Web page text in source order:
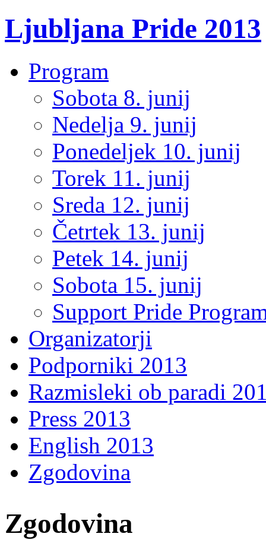
Ljubljana Pride 2013
Program
Sobota 8. junij
Nedelja 9. junij
Ponedeljek 10. junij
Torek 11. junij
Sreda 12. junij
Četrtek 13. junij
Petek 14. junij
Sobota 15. junij
Support Pride
Organizatorji
Podporniki 2013
Razmisleki ob paradi
Press 2013
English 2013
Zgodovina
Zgodovina